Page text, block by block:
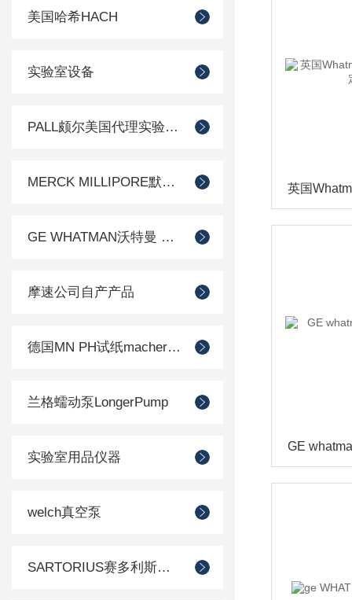
美国哈希HACH
实验室设备
PALL颇尔美国代理实验室过滤产品
MERCK MILLIPORE默克密理博产品
GE WHATMAN沃特曼 过滤产品代理
摩速公司自产产品
德国MN PH试纸macherey-nagel
兰格蠕动泵LongerPump
实验室用品仪器
welch真空泵
SARTORIUS赛多利斯德国